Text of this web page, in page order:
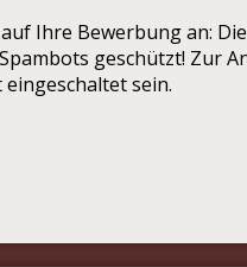
Ihre Bewerbung an:
geschützt! Zur
eingeschaltet sein.